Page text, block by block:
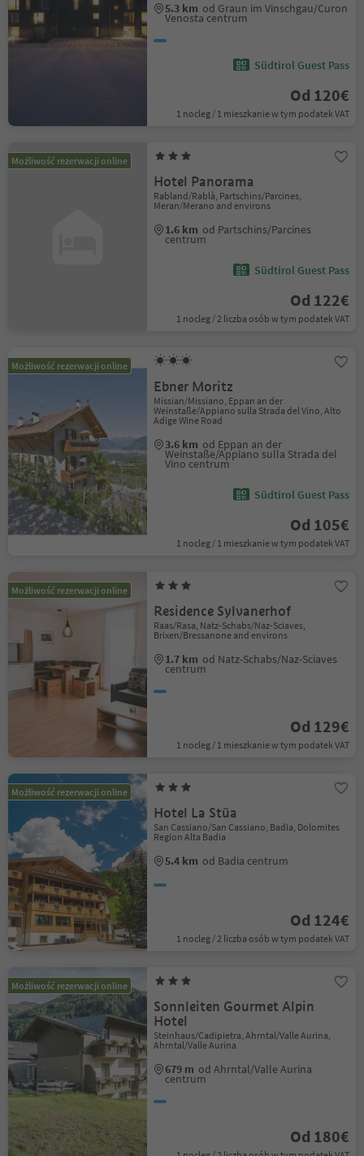
5.3 km od Graun im Vinschgau/Curon
Venosta centrum
Südtirol Guest Pass
Od 120€
1 nocleg / 1 mieszkanie w tym podatek VAT
Możliwość rezerwacji online
Hotel Panorama
Rabland/Rablà, Partschins/Parcines,
Meran/Merano and environs
1.6 km od Partschins/Parcines
centrum
Südtirol Guest Pass
Od 122€
1 nocleg / 2 liczba osób w tym podatek VAT
Możliwość rezerwacji online
Ebner Moritz
Missian/Missiano, Eppan an der
Weinstaße/Appiano sulla Strada del Vino, Alto
Adige Wine Road
3.6 km od Eppan an der
Weinstaße/Appiano sulla Strada del
Vino centrum
Südtirol Guest Pass
Od 105€
1 nocleg / 1 mieszkanie w tym podatek VAT
Możliwość rezerwacji online
Residence Sylvanerhof
Raas/Rasa, Natz-Schabs/Naz-Sciaves,
Brixen/Bressanone and environs
1.7 km od Natz-Schabs/Naz-Sciaves
centrum
Od 129€
1 nocleg / 1 mieszkanie w tym podatek VAT
Możliwość rezerwacji online
Hotel La Stüa
San Cassiano/San Cassiano, Badia, Dolomites
Region Alta Badia
5.4 km od Badia centrum
Od 124€
1 nocleg / 2 liczba osób w tym podatek VAT
Możliwość rezerwacji online
Sonnleiten Gourmet Alpin
Hotel
Steinhaus/Cadipietra, Ahrntal/Valle Aurina,
Ahrntal/Valle Aurina
679 m od Ahrntal/Valle Aurina
centrum
Od 180€